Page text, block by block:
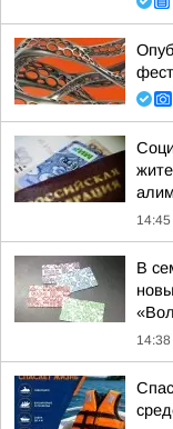
14:45
В
14:38